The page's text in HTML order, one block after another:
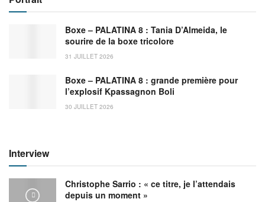
Boxe – PALATINA 8 : Tania D’Almeida, le
sourire de la boxe tricolore
31 JUILLET 2026
Boxe – PALATINA 8 : grande première pour
l’explosif Kpassagnon Boli
30 JUILLET 2026
Interview
Christophe Sarrio : « ce titre, je l’attendais
depuis un moment »